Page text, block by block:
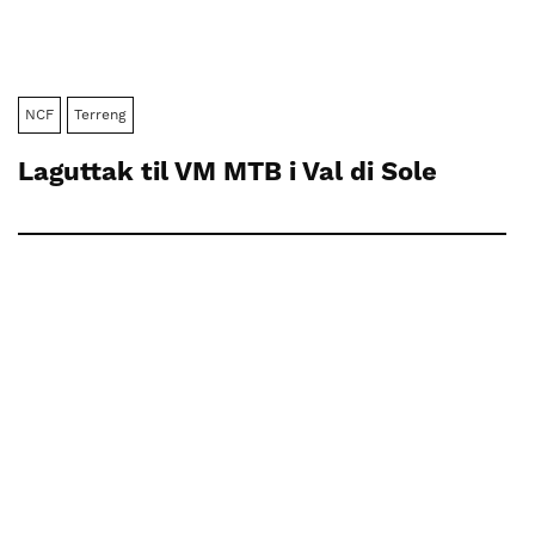
NCF Terreng
Laguttak til VM MTB i Val di Sole